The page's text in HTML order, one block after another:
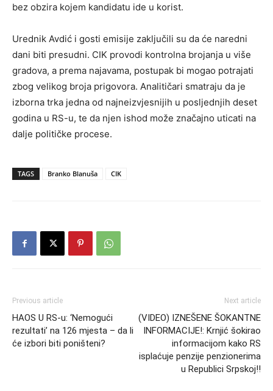
bez obzira kojem kandidatu ide u korist.
Urednik Avdić i gosti emisije zaključili su da će naredni
dani biti presudni. CIK provodi kontrolna brojanja u više
gradova, a prema najavama, postupak bi mogao potrajati
zbog velikog broja prigovora. Analitičari smatraju da je
izborna trka jedna od najneizvjesnijih u posljednjih deset
godina u RS-u, te da njen ishod može značajno uticati na
dalje političke procese.
TAGS Branko Blanuša CIK
Previous article
HAOS U RS-u: ‘Nemogući
rezultati’ na 126 mjesta – da li
će izbori biti poništeni?
Next article
(VIDEO) IZNEŠENE ŠOKANTNE
INFORMACIJE!: Krnjić šokirao
informacijom kako RS
isplaćuje penzije penzionerima
u Republici Srpskoj!!